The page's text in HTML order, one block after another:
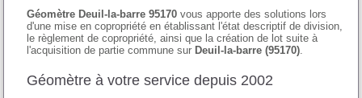
Géomètre Deuil-la-barre 95170 vous apporte des solutions lors
d'une mise en copropriété en établissant l'état descriptif de division,
le règlement de copropriété, ainsi que la création de lot suite à
l'acquisition de partie commune sur Deuil-la-barre (95170).
Géomètre à votre service depuis 2002